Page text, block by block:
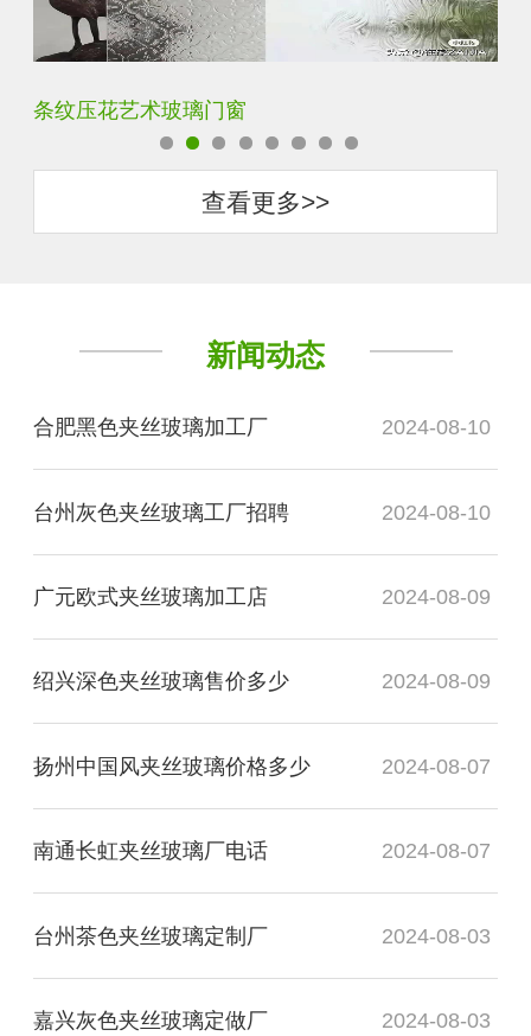
钢化超白长虹小灯芯压花钢化玻璃
查看更多>>
新闻动态
合肥黑色夹丝玻璃加工厂 2024-08-10
台州灰色夹丝玻璃工厂招聘 2024-08-10
广元欧式夹丝玻璃加工店 2024-08-09
绍兴深色夹丝玻璃售价多少 2024-08-09
扬州中国风夹丝玻璃价格多少 2024-08-07
南通长虹夹丝玻璃厂电话 2024-08-07
台州茶色夹丝玻璃定制厂 2024-08-03
嘉兴灰色夹丝玻璃定做厂 2024-08-03